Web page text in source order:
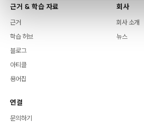
근거 & 학습 자료
근거
학습 허브
블로그
아티클
용어집
회사
회사 소개
뉴스
연결
문의하기